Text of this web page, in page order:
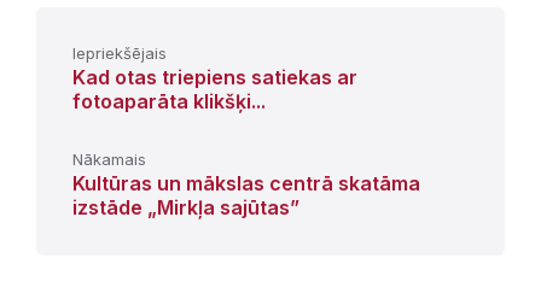
Iepriekšējais
Kad otas triepiens satiekas ar
fotoaparāta klikšķi...
Nākamais
Kultūras un mākslas centrā skatāma
izstāde „Mirkļa sajūtas”